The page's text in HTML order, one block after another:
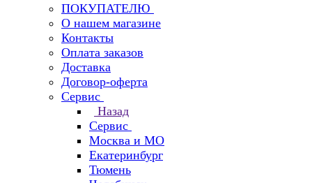
ПОКУПАТЕЛЮ
О нашем магазине
Контакты
Оплата заказов
Доставка
Договор-оферта
Сервис
Назад
Сервис
Москва и МО
Екатеринбург
Тюмень